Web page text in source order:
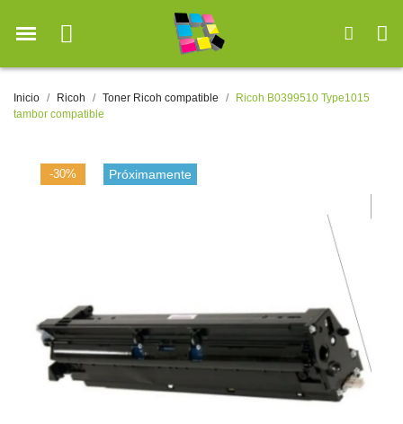
Inicio Ricoh Toner Ricoh compatible
Ricoh B0399510 Type1015
tambor compatible
-30% Próximamente